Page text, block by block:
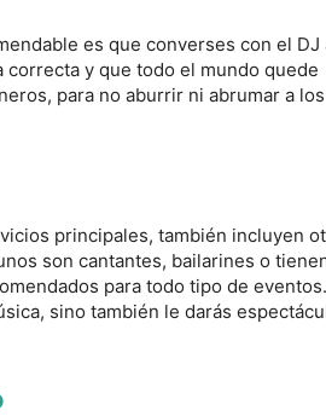
es que converses con el DJ
y que todo el mundo quede
para no aburrir ni abrumar a los
principales, también incluyen
son cantantes, bailarines o
para todo tipo de
sino también le darás